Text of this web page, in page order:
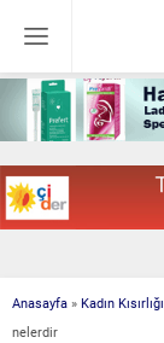
Anasayfa » Kadın Kısırlığı
nelerdir